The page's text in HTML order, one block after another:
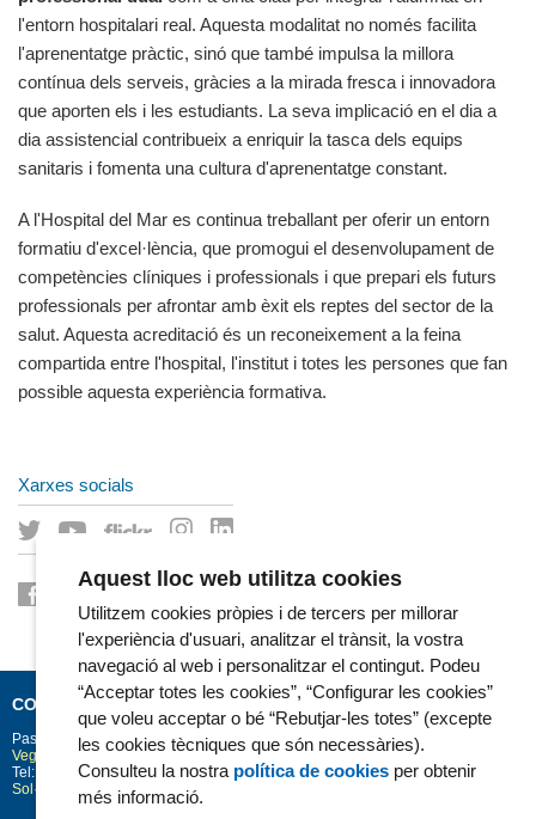
l'entorn hospitalari real. Aquesta modalitat no només facilita
l'aprenentatge pràctic, sinó que també impulsa la millora
contínua dels serveis, gràcies a la mirada fresca i innovadora
que aporten els i les estudiants. La seva implicació en el dia a
dia assistencial contribueix a enriquir la tasca dels equips
sanitaris i fomenta una cultura d'aprenentatge constant.
A l'Hospital del Mar es continua treballant per oferir un entorn
formatiu d'excel·lència, que promogui el desenvolupament de
competències clíniques i professionals i que prepari els futurs
professionals per afrontar amb èxit els reptes del sector de la
salut. Aquesta acreditació és un reconeixement a la feina
compartida entre l'hospital, l'institut i totes les persones que fan
possible aquesta experiència formativa.
Xarxes socials
CONTACTE
Passeig Marítim 25-29 Barcelona 08003
Vegeu la situació a Google Maps
Tel: 93 248 30 00 · Fax: 93 248 32 54
Sol·licitud d'informació
Aquest lloc web utilitza cookies
Utilitzem cookies pròpies i de tercers per millorar
l'experiència d'usuari, analitzar el trànsit, la vostra
navegació al web i personalitzar el contingut. Podeu
“Acceptar totes les cookies”, “Configurar les cookies”
que voleu acceptar o bé “Rebutjar-les totes” (excepte
les cookies tècniques que són necessàries).
Consulteu la nostra política de cookies per obtenir
més informació.